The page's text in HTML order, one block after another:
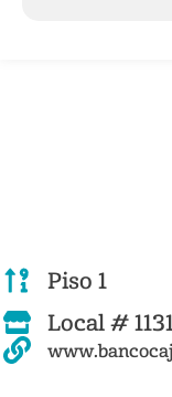
Piso 1
Local #